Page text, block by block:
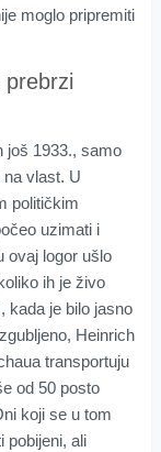
moglo pripremiti
prebrzi
još 1933., samo
vlast. U
političkim
uzimati i
ovaj logor ušlo
ih je živo
kada je bilo jasno
Heinrich
transportuju
od 50 posto
koji se u tom
pobijeni, ali